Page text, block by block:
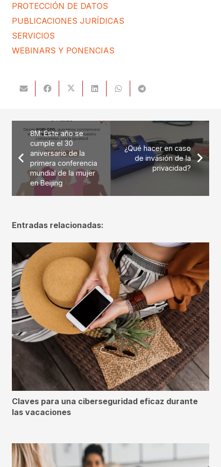
PROTECCIÓN DE DATOS
PUBLICACIONES JURÍDICAS
SERVICIOS
WEBINARS Y PONENCIAS
8M: Este año se
cumple el 30
aniversario de la
primera conferencia
mundial de la mujer
en Beijing
¿Qué hacer en caso
de invasión de la
privacidad?
Entradas relacionadas:
Claves para una ciberseguridad eficaz durante
las vacaciones